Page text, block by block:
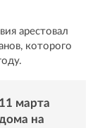
арестовал
которого
марта
на